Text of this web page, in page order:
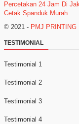
Percetakan 24 Jam Di
Cetak Spanduk Murah
© 2021 - PMJ
TESTIMONIAL
Testimonial 1
Testimonial 2
Testimonial 3
Testimonial 4